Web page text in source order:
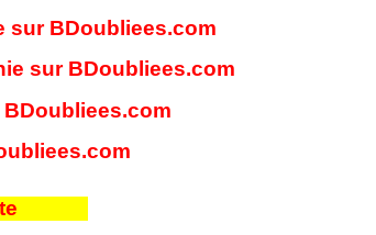
sur BDoubliees.com
sur BDoubliees.com